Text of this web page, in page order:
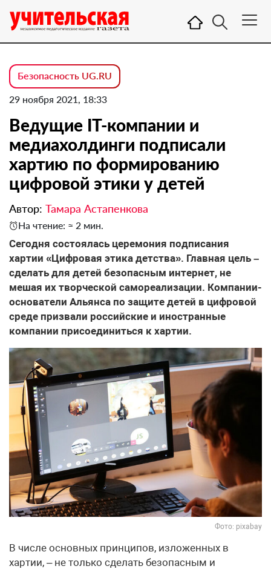
Безопасность UG.RU
29 ноября 2021, 18:33
Ведущие IT-компании и
медиахолдинги подписали
хартию по формированию
цифровой этики у детей
Автор: Тамара Астапенкова
На чтение: ≈ 2 мин.
Сегодня состоялась церемония подписания
хартии «Цифровая этика детства». Главная цель –
сделать для детей безопасным интернет, не
мешая их творческой самореализации. Компании-
основатели Альянса по защите детей в цифровой
среде призвали российские и иностранные
компании присоединиться к хартии.
Фото: pixabay
В числе основных принципов, изложенных в
хартии, – не только сделать безопасным и